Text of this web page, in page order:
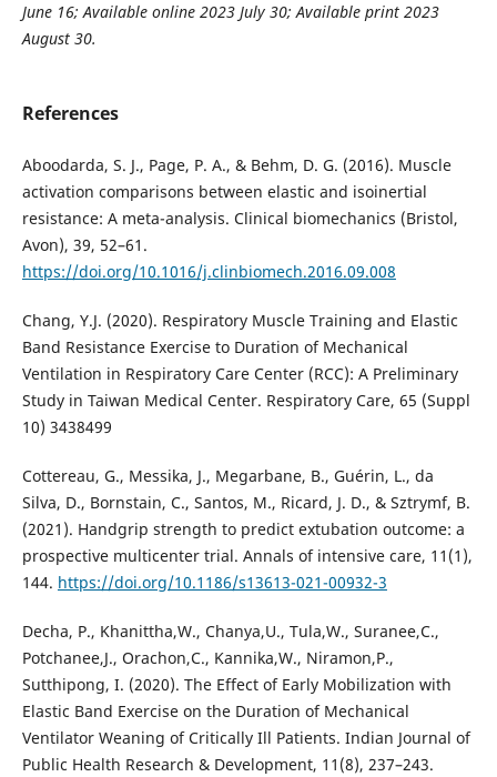
June 16; Available online 2023 July 30; Available print 2023
August 30.
References
Aboodarda, S. J., Page, P. A., & Behm, D. G. (2016). Muscle
activation comparisons between elastic and isoinertial
resistance: A meta-analysis. Clinical biomechanics (Bristol,
Avon), 39, 52–61.
https://doi.org/10.1016/j.clinbiomech.2016.09.008
Chang, Y.J. (2020). Respiratory Muscle Training and Elastic
Band Resistance Exercise to Duration of Mechanical
Ventilation in Respiratory Care Center (RCC): A Preliminary
Study in Taiwan Medical Center. Respiratory Care, 65 (Suppl
10) 3438499
Cottereau, G., Messika, J., Megarbane, B., Guérin, L., da
Silva, D., Bornstain, C., Santos, M., Ricard, J. D., & Sztrymf, B.
(2021). Handgrip strength to predict extubation outcome: a
prospective multicenter trial. Annals of intensive care, 11(1),
144. https://doi.org/10.1186/s13613-021-00932-3
Decha, P., Khanittha,W., Chanya,U., Tula,W., Suranee,C.,
Potchanee,J., Orachon,C., Kannika,W., Niramon,P.,
Sutthipong, I. (2020). The Effect of Early Mobilization with
Elastic Band Exercise on the Duration of Mechanical
Ventilator Weaning of Critically Ill Patients. Indian Journal of
Public Health Research & Development, 11(8), 237–243.